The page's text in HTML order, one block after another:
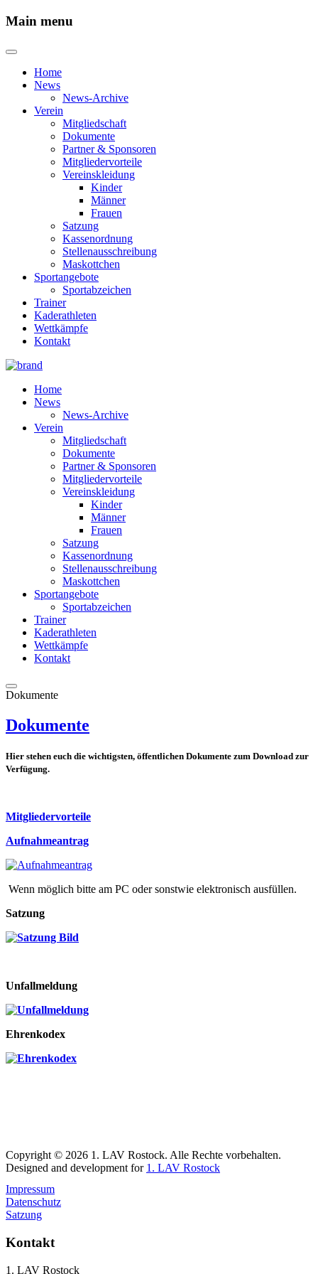
Main menu
Home
News
News-Archive
Verein
Mitgliedschaft
Dokumente
Partner & Sponsoren
Mitgliedervorteile
Vereinskleidung
Kinder
Männer
Frauen
Satzung
Kassenordnung
Stellenausschreibung
Maskottchen
Sportangebote
Sportabzeichen
Trainer
Kaderathleten
Wettkämpfe
Kontakt
Home
News
News-Archive
Verein
Mitgliedschaft
Dokumente
Partner & Sponsoren
Mitgliedervorteile
Vereinskleidung
Kinder
Männer
Frauen
Satzung
Kassenordnung
Stellenausschreibung
Maskottchen
Sportangebote
Sportabzeichen
Trainer
Kaderathleten
Wettkämpfe
Kontakt
Dokumente
Dokumente
Hier stehen euch die wichtigsten, öffentlichen Dokumente zum Download zur
Verfügung.
Mitgliedervorteile
Aufnahmeantrag
Wenn möglich bitte am PC oder sonstwie elektronisch ausfüllen.
Satzung
Unfallmeldung
Ehrenkodex
Copyright © 2026 1. LAV Rostock. Alle Rechte vorbehalten.
Designed and development for 1. LAV Rostock
Impressum
Datenschutz
Satzung
Kontakt
1. LAV Rostock